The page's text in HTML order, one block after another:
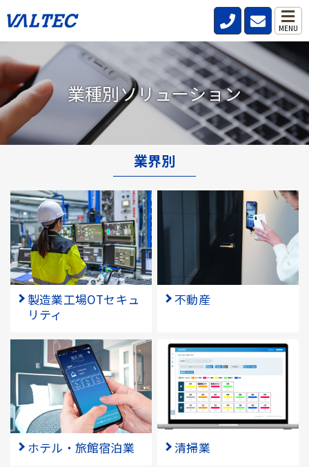
MENU
業種別ソリューション
業界別
製造業工場OTセキュ
リティ
不動産
ホテル・旅館宿泊業 清掃業